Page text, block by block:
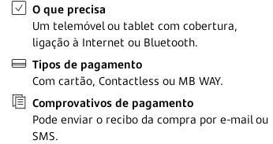
O que precisa
Um telemóvel ou tablet com cobertura,
ligação à Internet ou Bluetooth.
Tipos de pagamento
Com cartão, Contactless ou MB WAY.
Comprovativos de pagamento
Pode enviar o recibo da compra por e-mail ou
SMS.